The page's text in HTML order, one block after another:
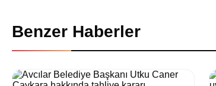
Benzer Haberler